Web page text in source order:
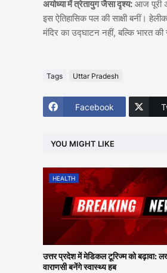
अयोध्या में त्रेतायुग जैसा दृश्य: आज पूरी
इस ऐतिहासिक पल की साक्षी बनीं।
मंदिर का उद्घाटन नहीं, बल्कि भारत
Tags Uttar Pradesh
Facebook
YOU MIGHT LIKE
HEALTH
उत्तर प्रदेश में मेडिकल टूरिज्म को
वाराणसी बनेंगे स्वास्थ्य हब